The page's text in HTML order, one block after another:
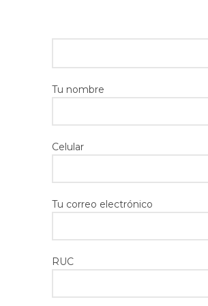
Tu nombre
Celular
Tu correo electrónico
RUC